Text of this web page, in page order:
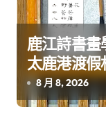
鹿江詩書
太鹿港渡假
8 月 8, 2026